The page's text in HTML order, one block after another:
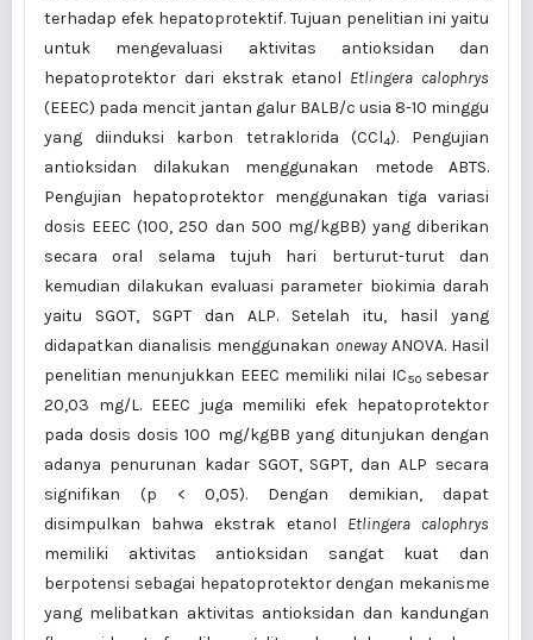
terhadap efek hepatoprotektif. Tujuan penelitian ini yaitu
untuk mengevaluasi aktivitas antioksidan dan
hepatoprotektor dari ekstrak etanol Etlingera calophrys
(EEEC) pada mencit jantan galur BALB/c usia 8-10 minggu
yang diinduksi karbon tetraklorida (CCl4). Pengujian
antioksidan dilakukan menggunakan metode ABTS.
Pengujian hepatoprotektor menggunakan tiga variasi
dosis EEEC (100, 250 dan 500 mg/kgBB) yang diberikan
secara oral selama tujuh hari berturut-turut dan
kemudian dilakukan evaluasi parameter biokimia darah
yaitu SGOT, SGPT dan ALP. Setelah itu, hasil yang
didapatkan dianalisis menggunakan onewayANOVA. Hasil
penelitian menunjukkan EEEC memiliki nilai IC50 sebesar
20,03 mg/L. EEEC juga memiliki efek hepatoprotektor
pada dosis dosis 100 mg/kgBB yang ditunjukan dengan
adanya penurunan kadar SGOT, SGPT, dan ALP secara
signifikan (p < 0,05). Dengan demikian, dapat
disimpulkan bahwa ekstrak etanol Etlingera calophrys
memiliki aktivitas antioksidan sangat kuat dan
berpotensi sebagai hepatoprotektor dengan mekanisme
yang melibatkan aktivitas antioksidan dan kandungan